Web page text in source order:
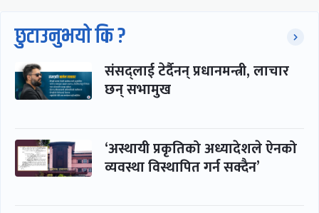
छुटाउनुभयो कि ?
संसद्लाई टेर्दैनन् प्रधानमन्त्री, लाचार
छन् सभामुख
‘अस्थायी प्रकृतिको अध्यादेशले ऐनको
व्यवस्था विस्थापित गर्न सक्दैन’